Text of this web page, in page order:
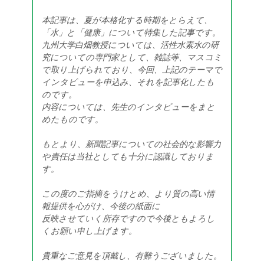
本記事は、夏が本格化する時期をとらえて、
「水」と「健康」について特集した記事です。
九州大学白畑教授については、活性水素水の研
究についての専門家として、雑誌等、マスコミ
で取り上げられており、今回、上記のテーマで
インタビューを申込み、それを記事化したも
のです。
内容については、先生のインタビューをまと
めたものです。
もとより、新聞記事についての社会的な影響力
や責任は当社としても十分に認識しておりま
す。
この度のご指摘をうけとめ、より質の高い情
報提供を心がけ、今後の紙面に
反映させていく所存ですので今後ともよろし
くお願い申し上げます。
貴重なご意見を頂戴し、有難うございました。